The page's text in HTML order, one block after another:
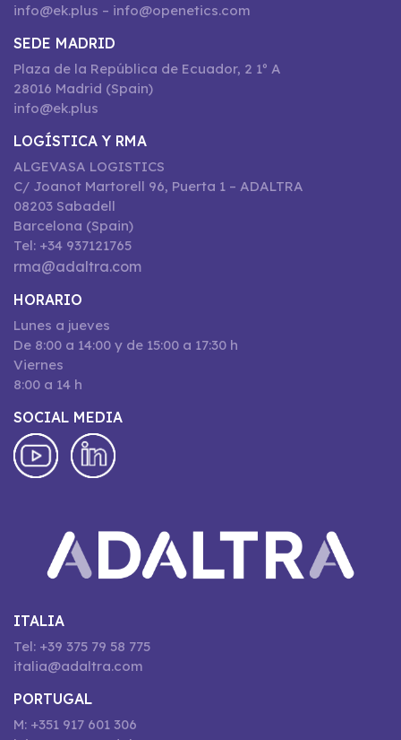
info@ek.plus – info@openetics.com
SEDE MADRID
Plaza de la República de Ecuador, 2 1º A
28016 Madrid (Spain)
info@ek.plus
LOGÍSTICA Y RMA
ALGEVASA LOGISTICS
C/ Joanot Martorell 96, Puerta 1 – ADALTRA
08203 Sabadell
Barcelona (Spain)
Tel: +34 937121765
rma@adaltra.com
HORARIO
Lunes a jueves
De 8:00 a 14:00 y de 15:00 a 17:30 h
Viernes
8:00 a 14 h
SOCIAL MEDIA
ITALIA
Tel: +39 375 79 58 775
italia@adaltra.com
PORTUGAL
M: +351 917 601 306